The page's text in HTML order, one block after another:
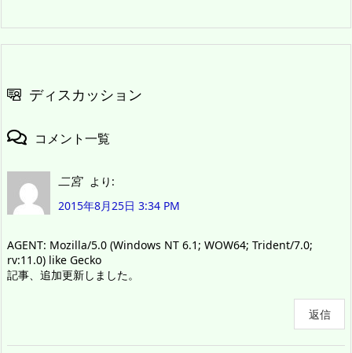
ディスカッション
コメント一覧
二宮 より:
2015年8月25日 3:34 PM
AGENT: Mozilla/5.0 (Windows NT 6.1; WOW64; Trident/7.0;
rv:11.0) like Gecko
記事、追加更新しました。
返信